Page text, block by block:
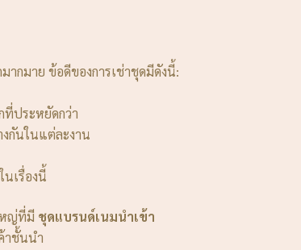
ากมาย ข้อดีของการเช่าชุดมีดังนี้:
ที่ประหยัดกว่า
กันในแต่ละงาน
นเรื่องนี้
หญ่ที่มี ชุดแบรนด์เนมนำเข้า
าชั้นนำ